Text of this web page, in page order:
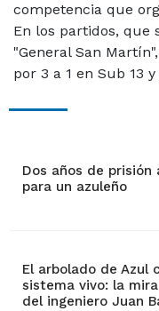
competencia que
En los partidos, que
"General San
por 3 a 1 en Sub 13
Dos años de prisión
para un azuleño
El arbolado de Azul
sistema vivo: la
del ingeniero Juan